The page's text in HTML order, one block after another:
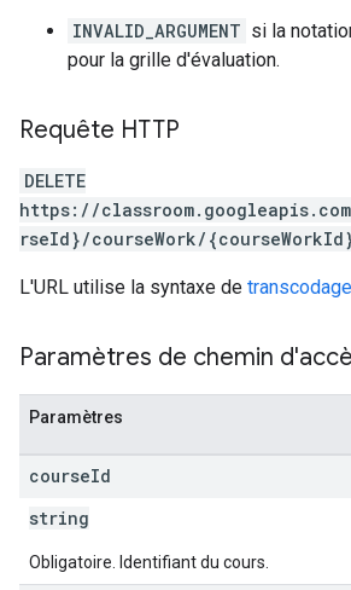
INVALID_ARGUMENT si la
pour la grille d'évaluation.
Requête HTTP
DELETE
https://
rseId}/courseWork/
L'URL utilise la syntaxe de
Paramètres de chemin
Paramètres
courseId
string
Obligatoire. Identifiant du cours.